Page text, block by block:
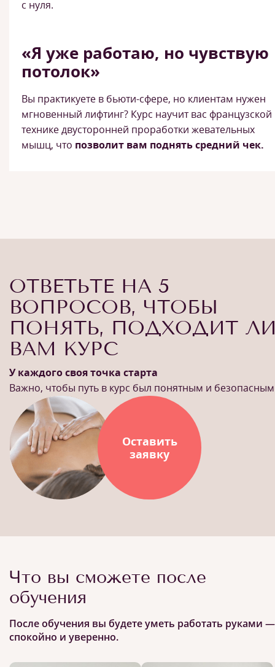
с нуля.
«Я уже работаю, но чувствую
потолок»
Вы практикуете в бьюти-сфере, но клиентам нужен
мгновенный лифтинг? Курс научит вас французской
технике двусторонней проработки жевательных
мышц, что позволит вам поднять средний чек.
ОТВЕТЬТЕ НА 5
ВОПРОСОВ, ЧТОБЫ
ПОНЯТЬ, ПОДХОДИТ
ВАМ КУРС
У каждого своя точка старта
Важно, чтобы путь в курс был понятным и безопасным
Оставить
заявку
Что вы сможете после
обучения
После обучения вы будете уметь работать руками —
спокойно и уверенно.